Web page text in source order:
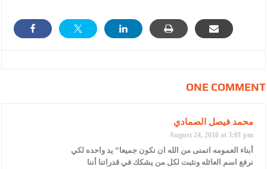
ONE COMMENT
محمد فيصل الصمادي
August 24, 2016 at 3:01 pm
أبناء العمومه اتمنى من الله ان نكون جميعا” يد واحده لكي
نرفع اسم العائله ونثبت لكل من يشكك في قدراتنا أننا